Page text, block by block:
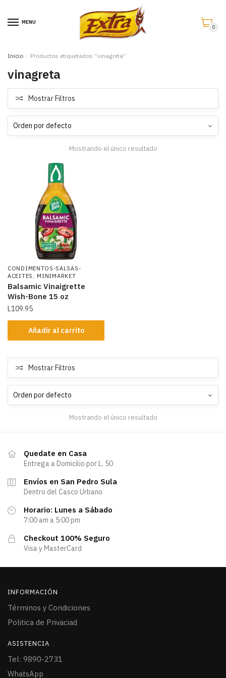
MENU
0
Inicio / Productos etiquetados “vinagreta”
vinagreta
Mostrar Filtros
Mostrando el único resultado
CONDIMENTOS-SALSAS-
ACEITES , MINIMARKET
Balsamic Vinaigrette
Wish-Bone 15 oz
L109.95
Añadir al carrito
Mostrar Filtros
Mostrando el único resultado
Quedate en Casa
Entrega a Domicilio por L. 50
Envíos en San Pedro Sula
Dentro del Casco Urbano
Horario: Lunes a Sábado
7:00 am a 5:00 pm
Checkout 100% Seguro
Visa y MasterCard
INFORMACIÓN
Términos y Condiciones
Politica de Privaciad
ASISTENCIA
Tel: 9890-2731
WhatsApp